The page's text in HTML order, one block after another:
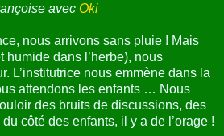
avec Oki
nous arrivons sans pluie ! Mais
humide dans l’herbe), nous
L’institutrice nous emmène dans la
attendons les enfants … Nous
des bruits de discussions, des
côté des enfants, il y a de l’orage !